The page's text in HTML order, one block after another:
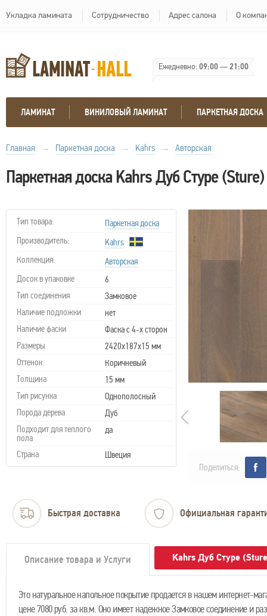
Укладка ламината Сотрудничество Адрес салона О
Ежедневно:09:00—21:00
ЛАМИНАТ ВИНИЛОВЫЙ ЛАМИНАТ ПАРКЕТНАЯ ДОСКА
Главная → Паркетная доска → Kahrs → Авторская
Паркетная доска Kahrs Дуб Стуре (Sture)
Тип товара:
Паркетная доска
Производитель:
Kahrs
Коллекция:
Авторская
Досок в упаковке
6
Тип соединения
Замковое
Наличие подложки
нет
Наличие фаски
Фаска с 4-х сторон
Размеры
2420х187х15 мм
Оттенок
Коричневый
Толщина
15 мм
Тип рисунка
Однополосный
Порода дерева
Дуб
Подходит для теплого
пола
да
Страна
Швеция
Поделиться:
Быстрая доставка Официальная
Описание товара и Услуги Kahrs Дуб Стуре
Это натуральное напольное покрытие продается в нашем интернет-
цене 7080 руб. за кв.м. Оно имеет надежное Замковое соединение и